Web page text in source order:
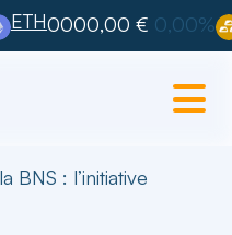
ETH0000,00 € 0,00%
BNS : l’initiative